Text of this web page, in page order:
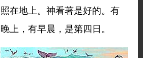
照在地上。神看著是好的。有
晚上，有早晨，是第四日。